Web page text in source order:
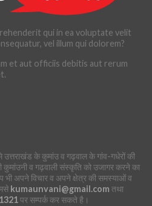
qui in ea voluptate velit
vel illum qui dolorem?
et aut officiis debitis aut rerum
के कुमांउ व गढ़वाल के गांव-गधेरों की
कुमांउनी व गढ़वाली संस्कृति को उजागर करने का
अपने विचार व अपने क्षेत्र की समस्याओं व
kumaunvani@gmail.com तथा
पर सम्पर्क कर सकते है।